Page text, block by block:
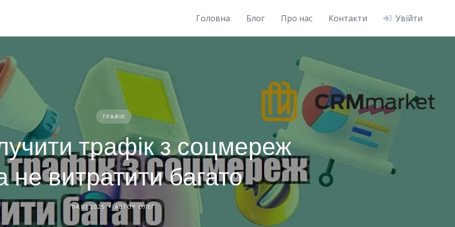
Головна Блог Про нас Контакти Увійти
ТРАФІК
трафік з соцмереж
не витратити багато
04.01.2025 АВТОР ОЛЕГ